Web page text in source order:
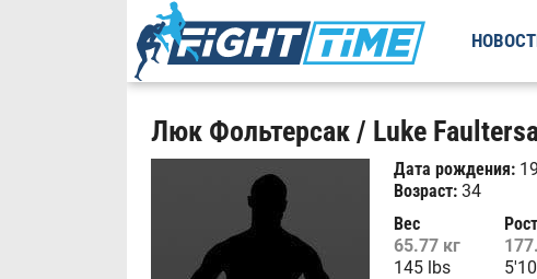
Люк Фольтерсак / Luke
Дата рождения:
Возраст:34
Вес
65.77 кг
145 lbs
Рост